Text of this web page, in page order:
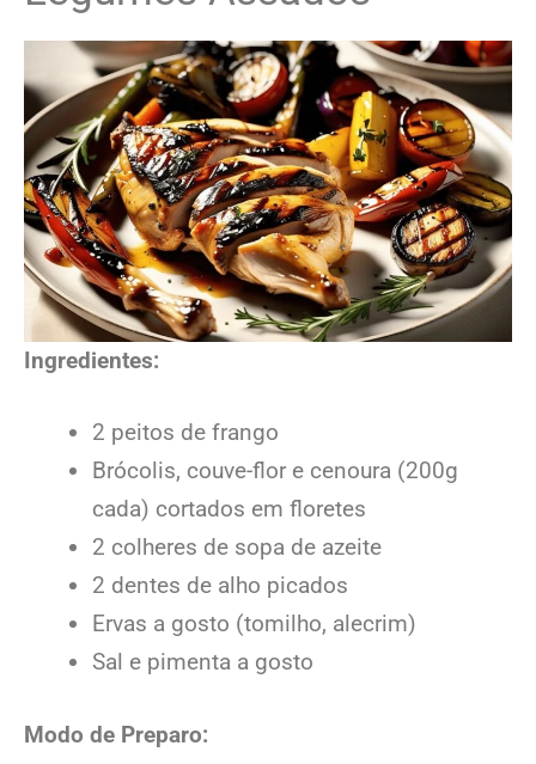
Ingredientes:
2 peitos de frango
Brócolis, couve-flor e cenoura (200g
cada) cortados em floretes
2 colheres de sopa de azeite
2 dentes de alho picados
Ervas a gosto (tomilho, alecrim)
Sal e pimenta a gosto
Modo de Preparo: